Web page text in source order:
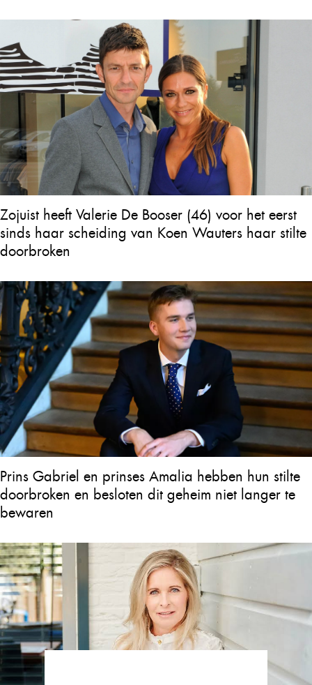
Zojuist heeft Valerie De Booser (46) voor het eerst
sinds haar scheiding van Koen Wauters haar stilte
doorbroken
Prins Gabriel en prinses Amalia hebben hun stilte
doorbroken en besloten dit geheim niet langer te
bewaren